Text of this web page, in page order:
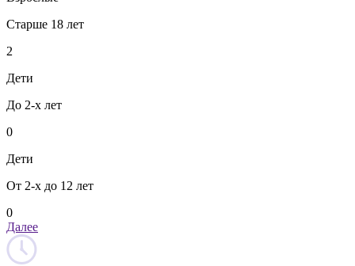
Старше 18 лет
2
Дети
До 2-х лет
0
Дети
От 2-х до 12 лет
0
Далее